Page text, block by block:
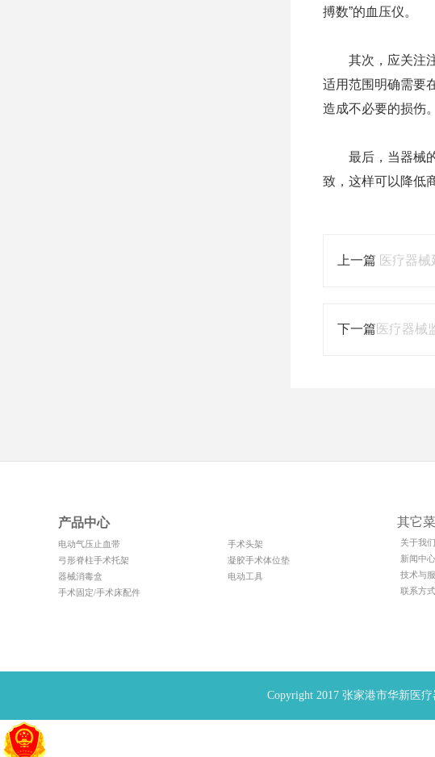
搏数”的血压仪。
其次，应关注注
适用范围明确需要
造成不必要的损伤。
最后，当器械的
致，这样可以降低
上一篇 医疗器
下一篇 医疗器械
产品中心
电动气压止血带
手术头架
弓形脊柱手术托架
凝胶手术体位垫
器械消毒盒
电动工具
手术固定/手术床配件
其它
关于我们
新闻中心
技术与
联系方式
Copyright 2017 张家港市华新医